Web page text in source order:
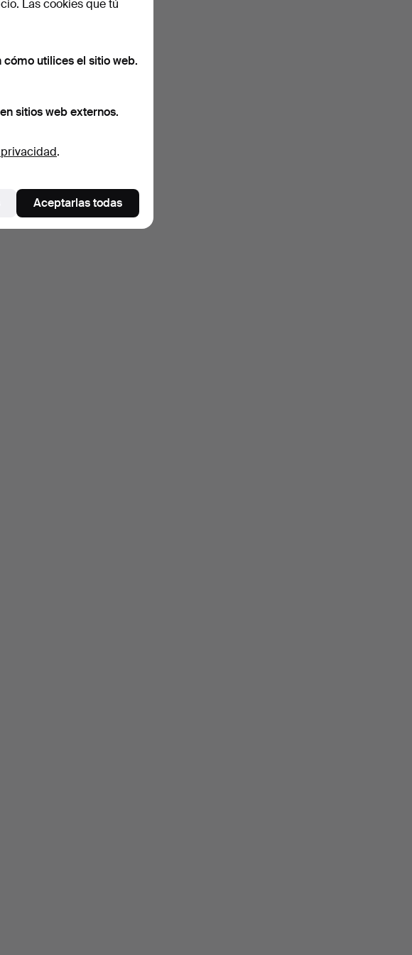
Las cookies que tú
cómo utilices el sitio web.
sitios web externos.
.
Aceptarlas todas